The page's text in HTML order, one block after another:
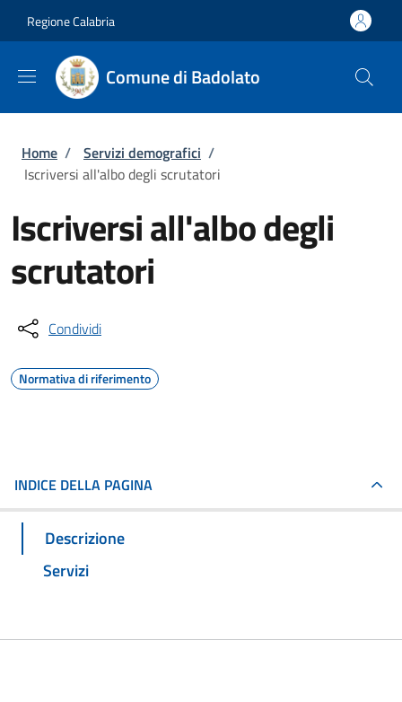
Regione Calabria
Comune di Badolato
Briciole di pane
Home / Servizi demografici /
Iscriversi all'albo degli scrutatori
Iscriversi all'albo degli
scrutatori
Condividi
Normativa di riferimento
INDICE DELLA PAGINA
Descrizione
Servizi